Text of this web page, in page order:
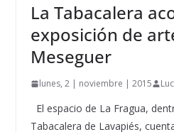
La Tabacalera
exposición de
Meseguer
lunes, 2 | noviembre | 2015
El espacio de La Fragua,
Tabacalera de Lavapiés,